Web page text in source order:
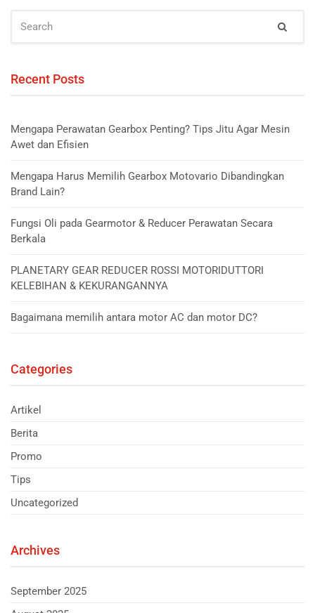
FOR:
Recent Posts
Mengapa Perawatan Gearbox Penting? Tips Jitu Agar Mesin
Awet dan Efisien
Mengapa Harus Memilih Gearbox Motovario Dibandingkan
Brand Lain?
Fungsi Oli pada Gearmotor & Reducer Perawatan Secara
Berkala
PLANETARY GEAR REDUCER ROSSI MOTORIDUTTORI
KELEBIHAN & KEKURANGANNYA
Bagaimana memilih antara motor AC dan motor DC?
Categories
Artikel
Berita
Promo
Tips
Uncategorized
Archives
September 2025